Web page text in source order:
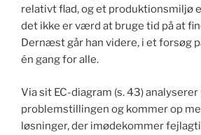
relativt flad, og et produktionsmiljø
det ikke er værd at bruge tid på at
Dernæst går han videre, i et forsøg
én gang for alle.
Via sit EC-diagram (s. 43)
problemstillingen og kommer op
løsninger, der imødekommer